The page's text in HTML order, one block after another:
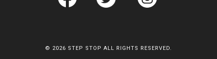
© 2026 STEP STOP ALL RIGHTS RESERVED.